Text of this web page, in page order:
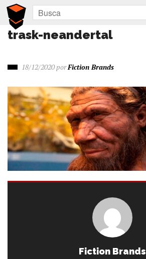
trask-neandertal
18/12/2020porFiction Brands
Fiction Brands